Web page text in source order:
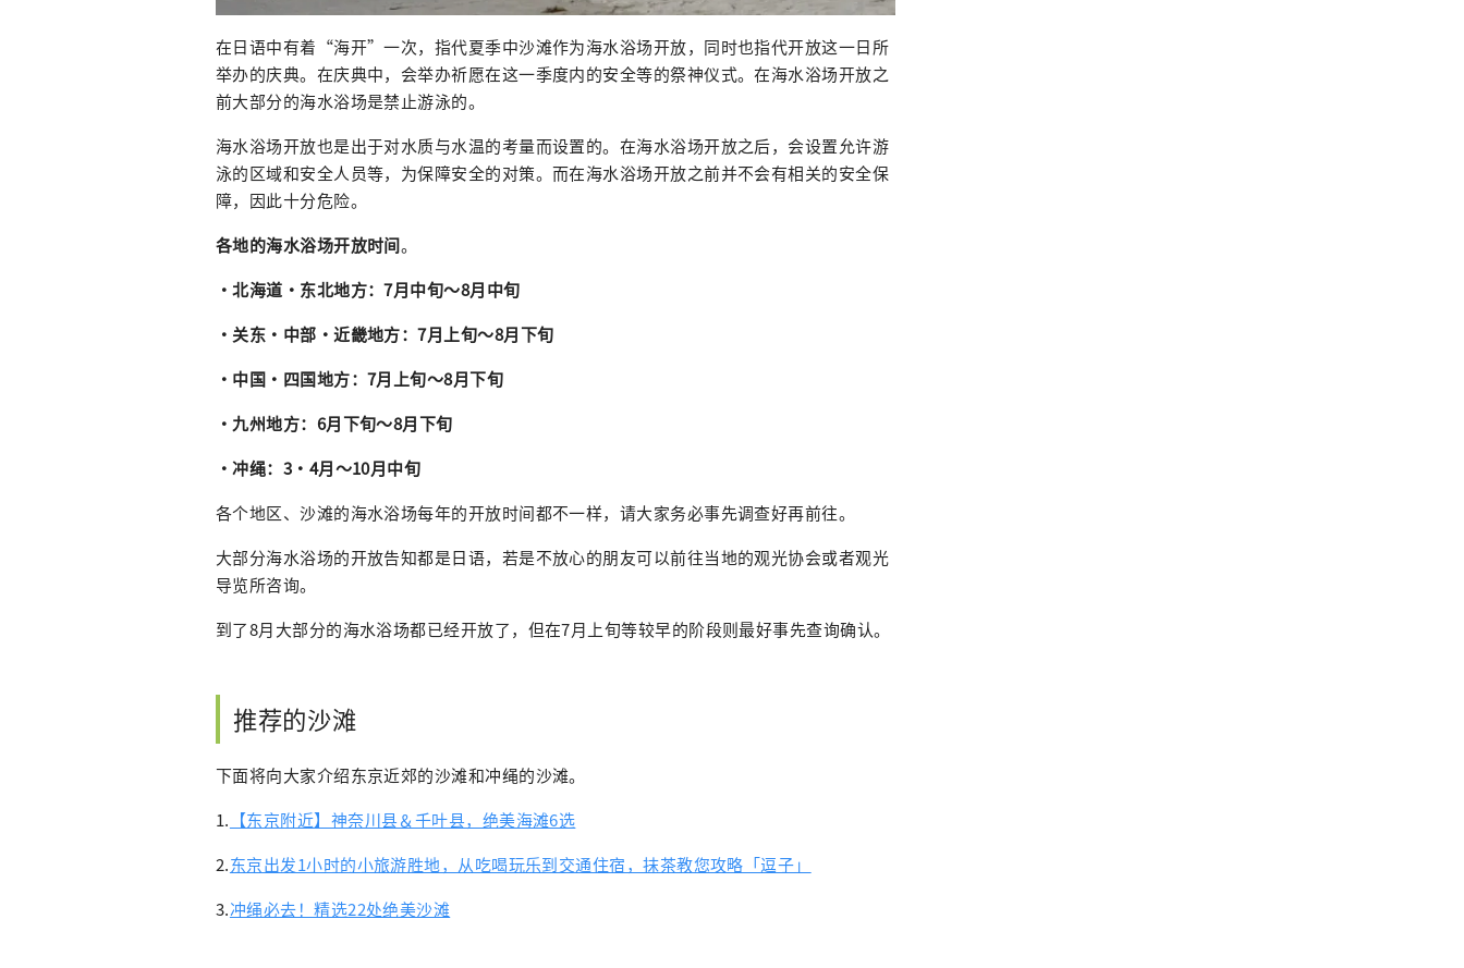
在日语中有着“海开”一次，指代夏季中沙滩作为海水浴场开放，同时也指代开放这一日所
举办的庆典。在庆典中，会举办祈愿在这一季度内的安全等的祭神仪式。在海水浴场开放之
前大部分的海水浴场是禁止游泳的。
海水浴场开放也是出于对水质与水温的考量而设置的。在海水浴场开放之后，会设置允许游
泳的区域和安全人员等，为保障安全的对策。而在海水浴场开放之前并不会有相关的安全保
障，因此十分危险。
各地的海水浴场开放时间。
・北海道・东北地方：7月中旬～8月中旬
・关东・中部・近畿地方：7月上旬～8月下旬
・中国・四国地方：7月上旬～8月下旬
・九州地方：6月下旬～8月下旬
・冲绳：3・4月～10月中旬
各个地区、沙滩的海水浴场每年的开放时间都不一样，请大家务必事先调查好再前往。
大部分海水浴场的开放告知都是日语，若是不放心的朋友可以前往当地的观光协会或者观光
导览所咨询。
到了8月大部分的海水浴场都已经开放了，但在7月上旬等较早的阶段则最好事先查询确认。
推荐的沙滩
下面将向大家介绍东京近郊的沙滩和冲绳的沙滩。
1. 【东京附近】神奈川县＆千叶县，绝美海滩6选
2.东京出发1小时的小旅游胜地，从吃喝玩乐到交通住宿，抹茶教您攻略「逗子」
3.冲绳必去！精选22处绝美沙滩